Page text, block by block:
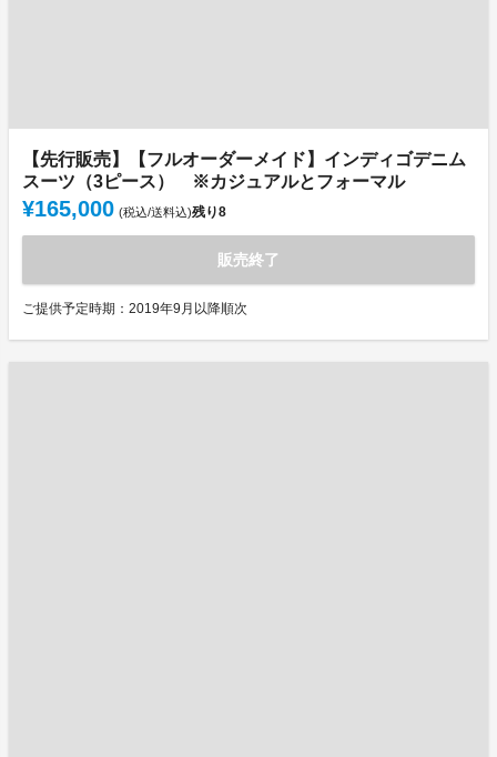
【先行販売】【フルオーダーメイド】インディゴデニム
スーツ（3ピース） ※カジュアルとフォーマル
¥165,000 (税込/送料込)残り8
販売終了
ご提供予定時期：2019年9月以降順次